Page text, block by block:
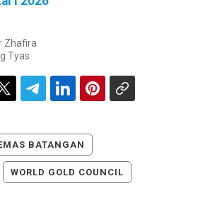
Zhafira
Tyas
BATANGAN
WORLD GOLD COUNCIL